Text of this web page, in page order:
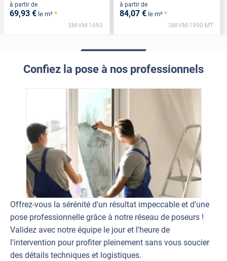
à partir de
69,93 € le m² *
3M-VM-1693
à partir de
84,07 € le m² *
3M-VM-1990-MT
Confiez la pose à nos professionnels
Offrez-vous la sérénité d'un résultat impeccable et d'une
pose professionnelle grâce à notre réseau de poseurs !
Validez avec notre équipe le jour et l'heure de
l'intervention pour profiter pleinement sans vous soucier
des détails techniques et logistiques.